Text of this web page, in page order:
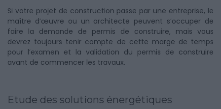
Si votre projet de construction passe par une entreprise, le
maître d’œuvre ou un architecte peuvent s’occuper de
faire la demande de permis de construire, mais vous
devrez toujours tenir compte de cette marge de temps
pour l’examen et la validation du permis de construire
avant de commencer les travaux.
Etude des solutions énergétiques